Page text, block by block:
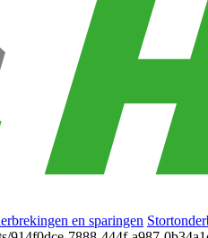
en sparingen